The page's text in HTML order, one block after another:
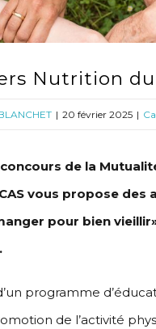
Nutrition du
| 20 février 2025 |
de la
vous propose des
pour bien
programme
de l’activité